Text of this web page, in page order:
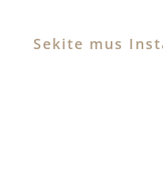
Sekite mus